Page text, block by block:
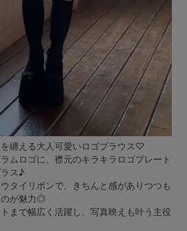
纏える大人可愛いロゴブラウス♡
ムロゴに、襟元のキラキラロゴプレート
ス♪
タイリボンで、きちんと感がありつつも
のが魅力◎
まで幅広く活躍し、写真映えも叶う主役